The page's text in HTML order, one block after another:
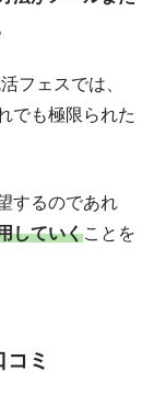
フェスでは、
でも極限られた
するのであれ
していくことを
ミ